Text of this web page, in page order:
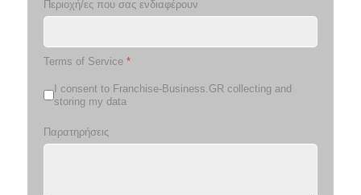
Περιοχή/ες που σας ενδιαφέρουν
Terms of Service *
I consent to Franchise-Business.GR collecting and
storing my data
Παρατηρήσεις